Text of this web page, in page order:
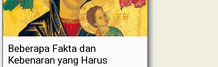
Beberapa Fakta dan
Kebenaran yang Harus